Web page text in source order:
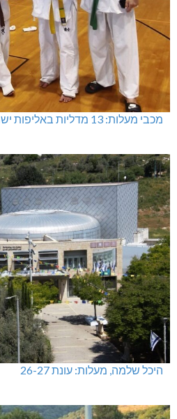
מכבי מעלות: 13 מדליות באליפות ישראל
היכל שלמה, מעלות: עונת 26-27